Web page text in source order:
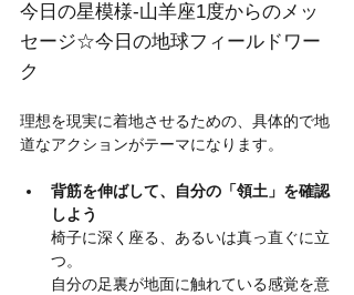
今日の星模様-山羊座1度からのメッ
セージ☆今日の地球フィールドワー
ク
理想を現実に着地させるための、具体的で地
道なアクションがテーマになります。
背筋を伸ばして、自分の「領土」を確認
しよう
椅子に深く座る、あるいは真っ直ぐに立
つ。
自分の足裏が地面に触れている感覚を意